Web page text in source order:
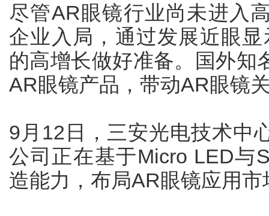
尽管AR眼镜行业尚未进入
企业入局，通过发展近眼
的高增长做好准备。国外知
AR眼镜产品，带动AR眼镜
9月12日，三安光电技术中
公司正在基于Micro LED与
造能力，布局AR眼镜应用市